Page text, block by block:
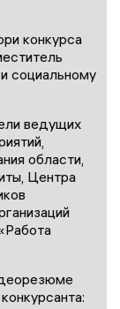
конкурса
социальному
ведущих
области,
Центра